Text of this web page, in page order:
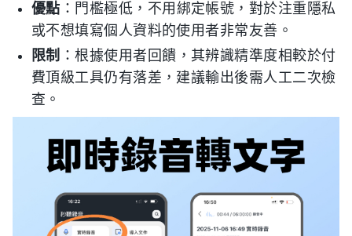
優點 ：門檻極低，不用綁定帳號，對於注重隱私
或不想填寫個人資料的使用者非常友善。
限制 ：根據使用者回饋，其辨識精準度相較於付
費頂級工具仍有落差，建議輸出後需人工二次檢
查。